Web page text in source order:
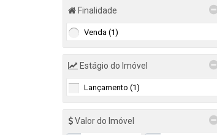
Centro (1)
Palhoça (1)
Cidade Universitária Pedra Branca (1)
Finalidade
Venda (1)
Estágio do Imóvel
Lançamento (1)
Valor do Imóvel